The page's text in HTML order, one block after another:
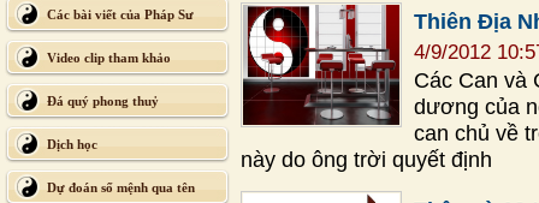
Các bài viết của Pháp Sư
Video clip tham khảo
Đá quý phong thuỷ
Dịch học
Dự đoán số mệnh qua tên
Thiên Địa
4/9/2012
Các Can và
dương của
can chủ về
này do ông trời quyết định